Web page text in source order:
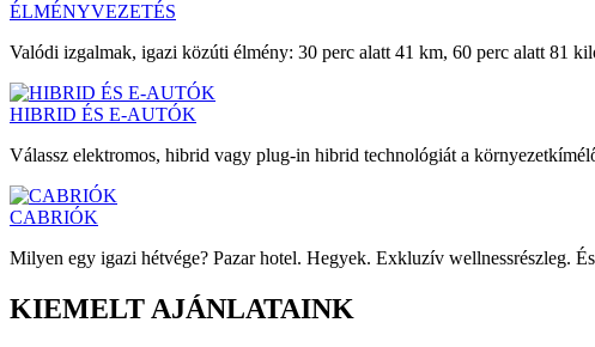
ÉLMÉNYVEZETÉS
Valódi izgalmak, igazi közúti élmény: 30 perc alatt 41 km, 60 perc alatt 81
HIBRID ÉS E-AUTÓK
Válassz elektromos, hibrid vagy plug-in hibrid technológiát a
CABRIÓK
Milyen egy igazi hétvége? Pazar hotel. Hegyek. Exkluzív wellnessrészleg.
KIEMELT AJÁNLATAINK